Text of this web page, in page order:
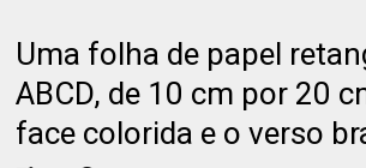
Uma folha de papel
ABCD, de 10 cm por 20
face colorida e o verso